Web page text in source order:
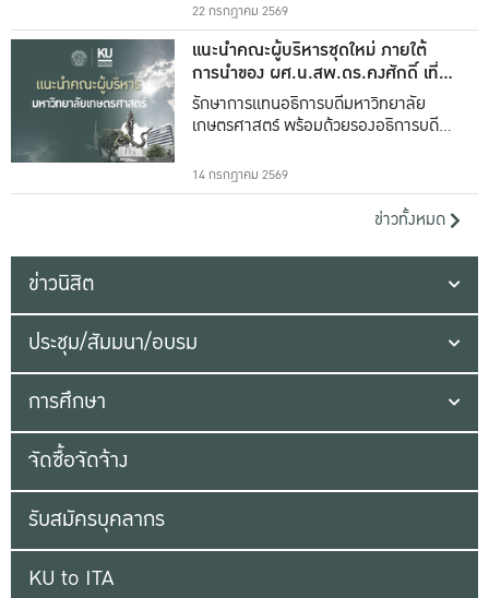
22 กรกฎาคม 2569
แนะนำคณะผู้บริหารชุดใหม่ ภายใต้
การนำของ ผศ.น.สพ.ดร.คงศักดิ์ เที่ยง
ธรรม
รักษาการแทนอธิการบดีมหาวิทยาลัย
เกษตรศาสตร์ พร้อมด้วยรองอธิการบดีทั้ง
14 กรกฎาคม 2569
ข่าวทั้งหมด
ข่าวนิสิต
ประชุม/สัมมนา/อบรม
การศึกษา
จัดซื้อจัดจ้าง
รับสมัครบุคลากร
KU to ITA